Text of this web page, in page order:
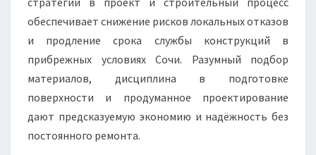
обеспечивает снижение рисков локальных отказов
и продление срока службы конструкций в
прибрежных условиях Сочи. Разумный подбор
материалов, дисциплина в подготовке
поверхности и продуманное проектирование
дают предсказуемую экономию и надёжность без
постоянного ремонта.